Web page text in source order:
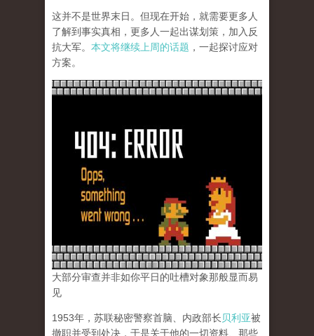
这并不是世界末日。但现在开始，就需要更多人
了解到事实真相，更多人一起出谋划策，加入反
抗大军。 本文将继续上周的话题 ，一起探讨应对
方案。
大部分审查并非如你平日的吐槽对象那般显而易
见
1953年，苏联秘密警察首脑、内政部长贝利亚被
撤职并受到处决，于是关于他的一切资料、那些